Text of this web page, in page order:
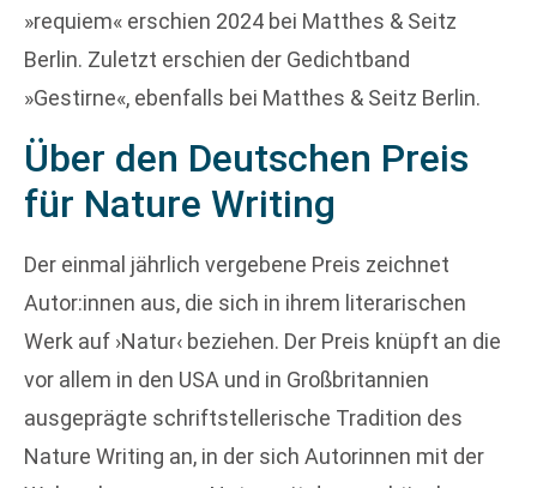
»requiem« erschien 2024 bei Matthes & Seitz
Berlin. Zuletzt erschien der Gedichtband
»Gestirne«, ebenfalls bei Matthes & Seitz Berlin.
Über den Deutschen Preis
für Nature Writing
Der einmal jährlich vergebene Preis zeichnet
Autor:innen aus, die sich in ihrem literarischen
Werk auf ›Natur‹ beziehen. Der Preis knüpft an die
vor allem in den USA und in Großbritannien
ausgeprägte schriftstellerische Tradition des
Nature Writing an, in der sich Autorinnen mit der